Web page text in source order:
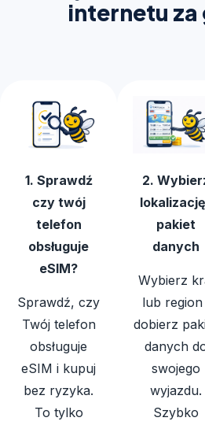
internetu za
1. Sprawdź
czy twój
telefon
obsługuje
eSIM?
Sprawdź, czy
Twój telefon
obsługuje
eSIM i kupuj
bez ryzyka.
To tylko
2.
pakiet
danych
Wybierz
lub region
dobierz
danych
swojego
wyjazdu.
Szybko